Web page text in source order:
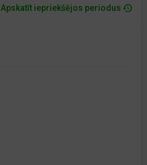
Apskatīt iepriekšējos periodus